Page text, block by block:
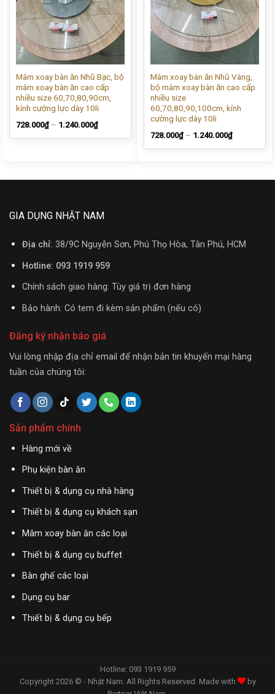
Mâm xoay bàn ăn Nhũ Bạc, bộ
mâm xoay bàn ăn cao cấp
nhiều size 60,70,80,90cm,
kính cường lực dày 10li
728.000₫– 1.240.000₫
Mâm xoay bàn ăn Nhũ Vàng,
bộ mâm xoay bàn ăn cao cấp
nhiều size
60,70,80,90,100cm, kính
cường lực dày 10li
728.000₫– 1.240.000₫
GIA DỤNG NHẬT NAM
Địa chỉ: 38/9C Nguyễn Sơn, Phú Thọ Hòa, Tân Phú, HCM
Hotline: 093 1919 959
Chính sách giao hàng: Tùy giá trị đơn hàng
Bảo hành: Có tem đi kèm sản phẩm (nếu có)
Đăng ký nhận báo giá
Vui lòng nhập địa chỉ email để nhận bản tin khuyến mại hàng
tuần của chúng tôi:
Sản phẩm chính
Hàng mới về
Phụ kiện bàn ăn
Thiết bị & dụng cụ nhà hàng
Thiết bị & dụng cụ khách sạn
Mâm xoay bàn ăn các loại
Thiết bị & dụng cụ buffet
Bàn ghế các loại
Dụng cụ bar
Thiết bị & dụng cụ bếp
Hotline: 093 1919 959
Copyright 2026 © - Nhật Nam. All Rights Reserved. Made with
by